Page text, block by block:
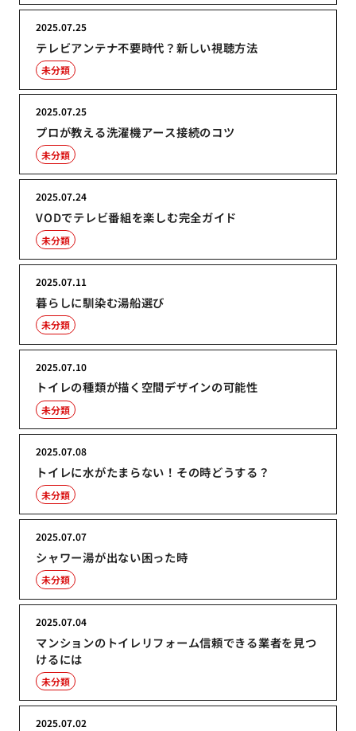
テレビアンテナ不要時代？新しい視聴方法
2025.07.25
未分類
プロが教える洗濯機アース接続のコツ
2025.07.25
未分類
VODでテレビ番組を楽しむ完全ガイド
2025.07.24
未分類
暮らしに馴染む湯船選び
2025.07.11
未分類
トイレの種類が描く空間デザインの可能性
2025.07.10
未分類
トイレに水がたまらない！その時どうする？
2025.07.08
未分類
シャワー湯が出ない困った時
2025.07.07
未分類
マンションのトイレリフォーム信頼できる業者を見つ
けるには
2025.07.04
未分類
2025.07.02